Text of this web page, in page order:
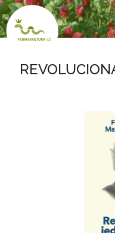
Přejít
na
obsah